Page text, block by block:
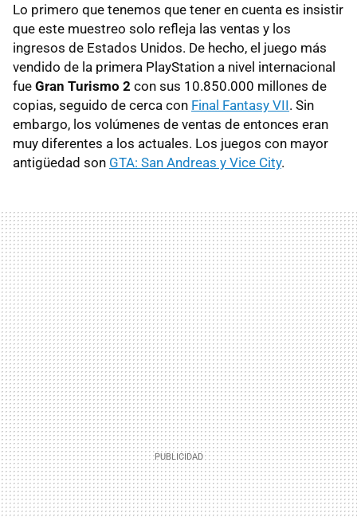
Lo primero que tenemos que tener en cuenta es insistir
que este muestreo solo refleja las ventas y los
ingresos de Estados Unidos. De hecho, el juego más
vendido de la primera PlayStation a nivel internacional
fue Gran Turismo 2 con sus 10.850.000 millones de
copias, seguido de cerca con Final Fantasy VII. Sin
embargo, los volúmenes de ventas de entonces eran
muy diferentes a los actuales. Los juegos con mayor
antigüedad son GTA: San Andreas y Vice City.